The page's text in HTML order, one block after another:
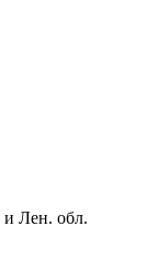
и Лен. обл.